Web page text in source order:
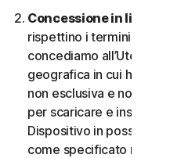
Concessione in licenza.
rispettino i termini e le
concediamo all’Utente,
geografica in cui ha
non esclusiva e non
per scaricare e installare
Dispositivo in possesso
come specificato nel